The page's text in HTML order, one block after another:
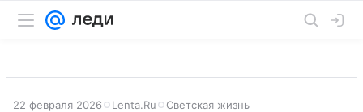
22 февраля 2026 Lenta.Ru Светская жизнь